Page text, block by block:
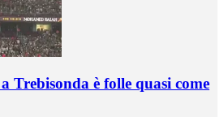
Trebisonda è folle quasi come